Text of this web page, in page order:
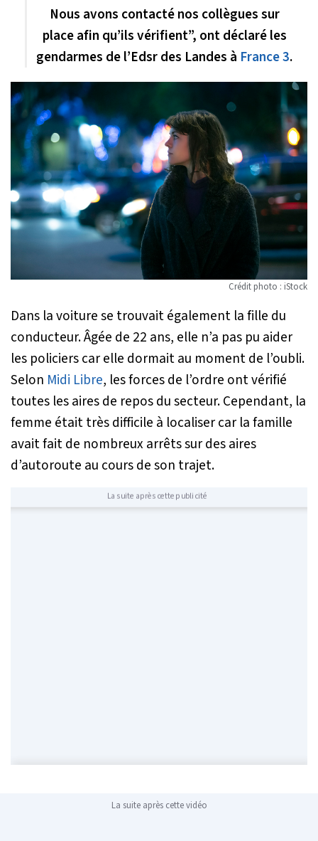
Nous avons contacté nos collègues sur
place afin qu’ils vérifient”, ont déclaré les
gendarmes de l’Edsr des Landes à France 3.
Crédit photo : iStock
Dans la voiture se trouvait également la fille du
conducteur. Âgée de 22 ans, elle n’a pas pu aider
les policiers car elle dormait au moment de l’oubli.
Selon Midi Libre, les forces de l’ordre ont vérifié
toutes les aires de repos du secteur. Cependant, la
femme était très difficile à localiser car la famille
avait fait de nombreux arrêts sur des aires
d’autoroute au cours de son trajet.
La suite après cette publicité
La suite après cette vidéo